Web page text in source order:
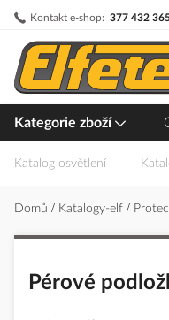
Kontakt e-shop: 377 432
Přejít
obsah
Kategorie zboží
Katalog osvětlení
Domů Katalogy-elf
Pérové